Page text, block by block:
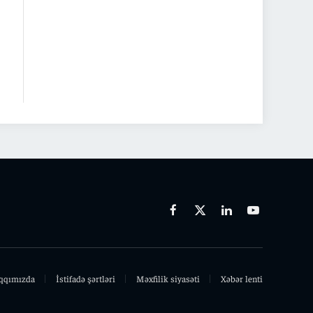
Facebook
X
LinkedinYoutube
İstifadə şərtləri Məxfilik siyasəti Xəbər lenti